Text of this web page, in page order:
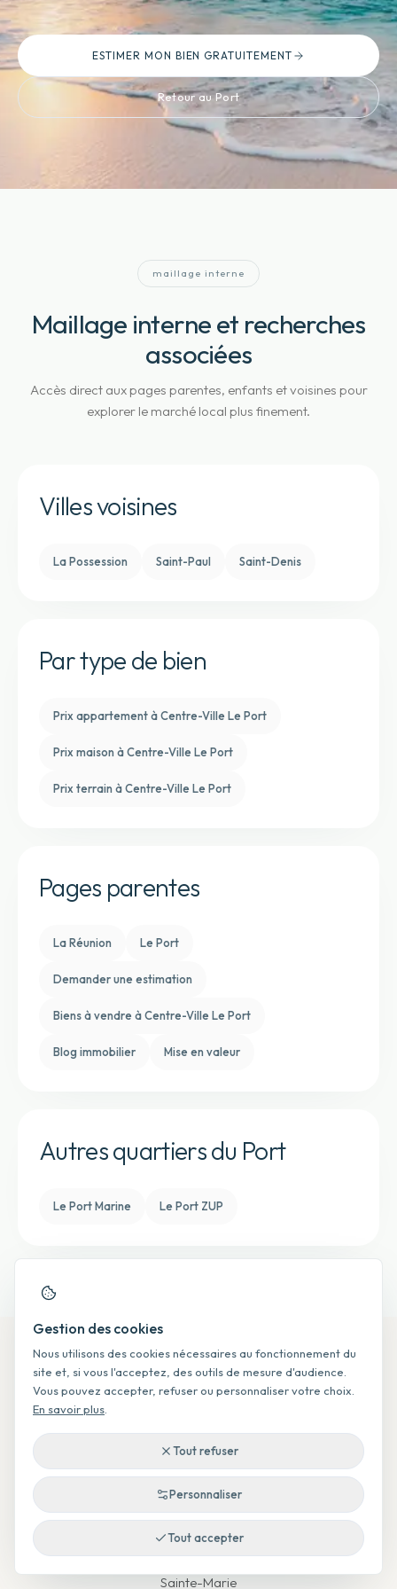
ESTIMER MON BIEN GRATUITEMENT
Retour au Port
maillage interne
Maillage interne et recherches
associées
Accès direct aux pages parentes, enfants et voisines pour
explorer le marché local plus finement.
Villes voisines
La Possession Saint-Paul Saint-Denis
Par type de bien
Prix appartement à Centre-Ville Le Port
Prix maison à Centre-Ville Le Port
Prix terrain à Centre-Ville Le Port
Pages parentes
La Réunion Le Port
Demander une estimation
Biens à vendre à Centre-Ville Le Port
Blog immobilier Mise en valeur
Autres quartiers du Port
Le Port Marine Le Port ZUP
OUEST
Saint-Paul
L'Etang-Sale
Les Avirons
NORD & EST
Saint-Denis
Sainte-Marie
Gestion des cookies
Nous utilisons des cookies nécessaires au fonctionnement du
site et, si vous l'acceptez, des outils de mesure d'audience.
Vous pouvez accepter, refuser ou personnaliser votre choix.
En savoir plus
Tout refuser
Personnaliser
Tout accepter